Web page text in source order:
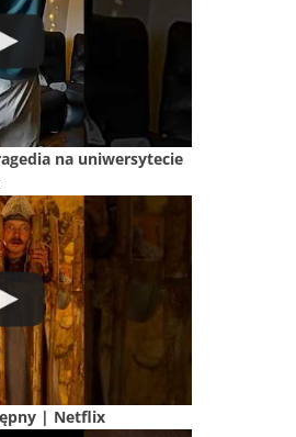
na uniwersytecie
| Netflix